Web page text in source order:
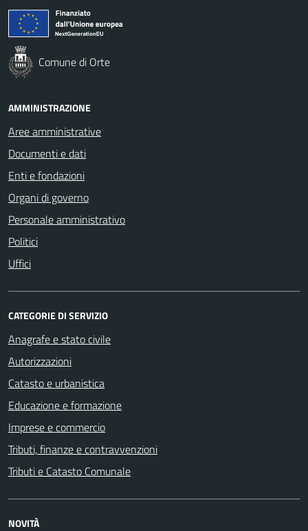
Comune di Orte
AMMINISTRAZIONE
Aree amministrative
Documenti e dati
Enti e fondazioni
Organi di governo
Personale amministrativo
Politici
Uffici
CATEGORIE DI SERVIZIO
Anagrafe e stato civile
Autorizzazioni
Catasto e urbanistica
Educazione e formazione
Imprese e commercio
Tributi, finanze e contravvenzioni
Tributi e Catasto Comunale
NOVITÀ